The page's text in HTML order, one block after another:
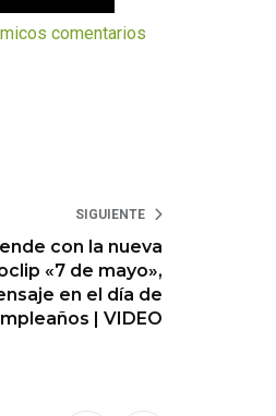
comentarios
SIGUIENTE
con la nueva
«7 de mayo»,
en el día de
| VIDEO